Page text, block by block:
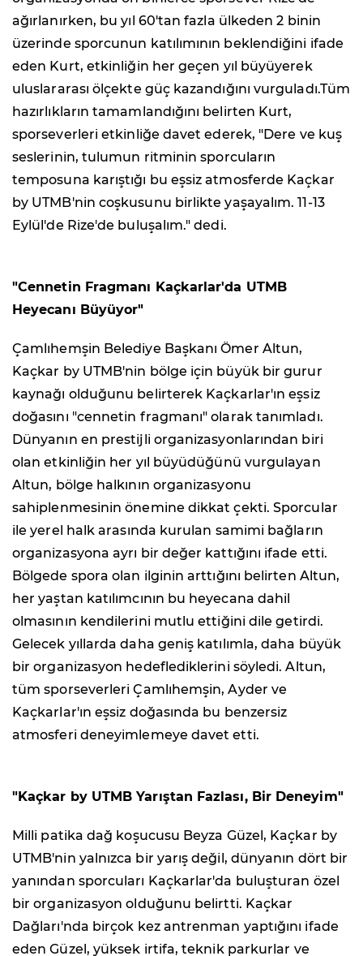
ağırlanırken, bu yıl 60'tan fazla ülkeden 2 binin
üzerinde sporcunun katılımının beklendiğini ifade
eden Kurt, etkinliğin her geçen yıl büyüyerek
uluslararası ölçekte güç kazandığını vurguladı.Tüm
hazırlıkların tamamlandığını belirten Kurt,
sporseverleri etkinliğe davet ederek, "Dere ve kuş
seslerinin, tulumun ritminin sporcuların
temposuna karıştığı bu eşsiz atmosferde Kaçkar
by UTMB'nin coşkusunu birlikte yaşayalım. 11-13
Eylül'de Rize'de buluşalım." dedi.
"Cennetin Fragmanı Kaçkarlar'da UTMB
Heyecanı Büyüyor"
Çamlıhemşin Belediye Başkanı Ömer Altun,
Kaçkar by UTMB'nin bölge için büyük bir gurur
kaynağı olduğunu belirterek Kaçkarlar'ın eşsiz
doğasını "cennetin fragmanı" olarak tanımladı.
Dünyanın en prestijli organizasyonlarından biri
olan etkinliğin her yıl büyüdüğünü vurgulayan
Altun, bölge halkının organizasyonu
sahiplenmesinin önemine dikkat çekti. Sporcular
ile yerel halk arasında kurulan samimi bağların
organizasyona ayrı bir değer kattığını ifade etti.
Bölgede spora olan ilginin arttığını belirten Altun,
her yaştan katılımcının bu heyecana dahil
olmasının kendilerini mutlu ettiğini dile getirdi.
Gelecek yıllarda daha geniş katılımla, daha büyük
bir organizasyon hedeflediklerini söyledi. Altun,
tüm sporseverleri Çamlıhemşin, Ayder ve
Kaçkarlar'ın eşsiz doğasında bu benzersiz
atmosferi deneyimlemeye davet etti.
"Kaçkar by UTMB Yarıştan Fazlası, Bir Deneyim"
Milli patika dağ koşucusu Beyza Güzel, Kaçkar by
UTMB'nin yalnızca bir yarış değil, dünyanın dört bir
yanından sporcuları Kaçkarlar'da buluşturan özel
bir organizasyon olduğunu belirtti. Kaçkar
Dağları'nda birçok kez antrenman yaptığını ifade
eden Güzel, yüksek irtifa, teknik parkurlar ve